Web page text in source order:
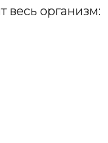
весь организм: